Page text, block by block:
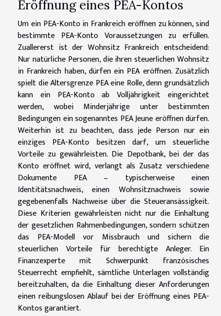
Eröffnung eines PEA-Kontos
Um ein PEA-Konto in Frankreich eröffnen zu können, sind
bestimmte PEA-Konto Voraussetzungen zu erfüllen.
Zuallererst ist der Wohnsitz Frankreich entscheidend:
Nur natürliche Personen, die ihren steuerlichen Wohnsitz
in Frankreich haben, dürfen ein PEA eröffnen. Zusätzlich
spielt die Altersgrenze PEA eine Rolle, denn grundsätzlich
kann ein PEA-Konto ab Volljährigkeit eingerichtet
werden, wobei Minderjährige unter bestimmten
Bedingungen ein sogenanntes PEA Jeune eröffnen dürfen.
Weiterhin ist zu beachten, dass jede Person nur ein
einziges PEA-Konto besitzen darf, um steuerliche
Vorteile zu gewährleisten. Die Depotbank, bei der das
Konto eröffnet wird, verlangt als Zusatz verschiedene
Dokumente PEA – typischerweise einen
Identitätsnachweis, einen Wohnsitznachweis sowie
gegebenenfalls Nachweise über die Steueransässigkeit.
Diese Kriterien gewährleisten nicht nur die Einhaltung
der gesetzlichen Rahmenbedingungen, sondern schützen
das PEA-Modell vor Missbrauch und sichern die
steuerlichen Vorteile für berechtigte Anleger. Ein
Finanzexperte mit Schwerpunkt französisches
Steuerrecht empfiehlt, sämtliche Unterlagen vollständig
bereitzuhalten, da die Einhaltung dieser Anforderungen
einen reibungslosen Ablauf bei der Eröffnung eines PEA-
Kontos garantiert.